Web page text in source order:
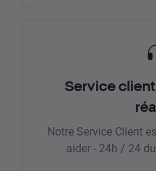
Service
Notre Service Client
aider - 24h / 24